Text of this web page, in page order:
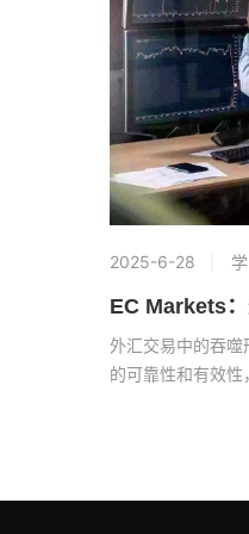
2025-6-28
EC Markets
外汇交易中的吞
的可靠性和有效